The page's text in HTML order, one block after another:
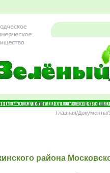
Главная/Документы/
района